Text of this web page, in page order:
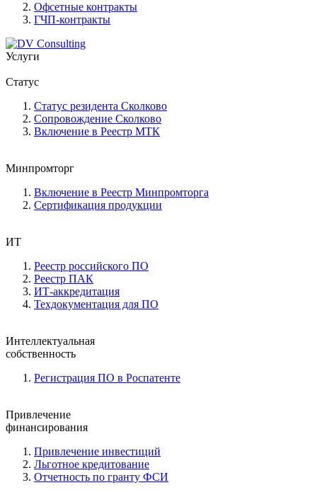
Офсетные контракты
ГЧП-контракты
Услуги
Статус
Статус резидента Сколково
Сопровождение Сколково
Включение в Реестр МТК
Минпромторг
Включение в Реестр Минпромторга
Сертификация продукции
ИТ
Реестр российского ПО
Реестр ПАК
ИТ-аккредитация
Техдокументация для ПО
Интеллектуальная
собственность
Регистрация ПО в Роспатенте
Привлечение
финансирования
Привлечение инвестиций
Льготное кредитование
Отчетность по гранту ФСИ